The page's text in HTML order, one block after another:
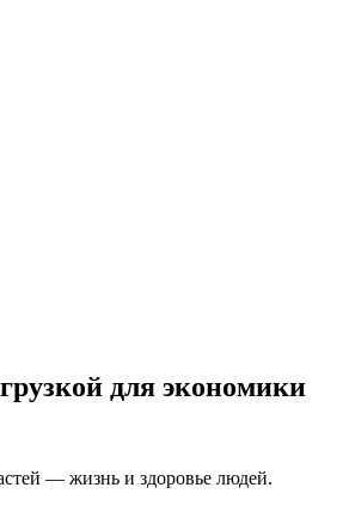
для экономики
— жизнь и здоровье людей.